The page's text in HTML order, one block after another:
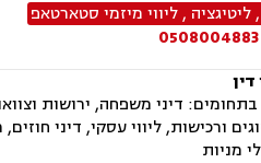
ליטיגציה ,ליווי מיזמי סטארטאפ
0508004883
דין
דיני משפחה, ירושות
ורכישות, ליווי עסקי, דיני
מניות